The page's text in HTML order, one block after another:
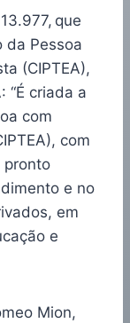
que
da Pessoa
(CIPTEA),
“É criada a
com
com
pronto
e no
em
e
Mion,